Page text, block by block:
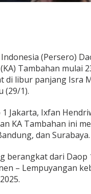
(Persero)
Tambahan mulai
di libur panjang Isra
(29/1).
Jakarta, Ixfan
KA Tambahan ini
dan Surabaya.
berangkat dari Daop
– Lempuyangan